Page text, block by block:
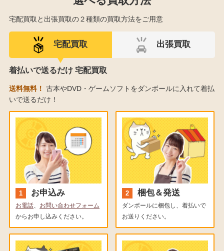
宅配買取と出張買取の２種類の買取方法をご用意
宅配買取 出張買取
着払いで送るだけ 宅配買取
送料無料！ 古本やDVD・ゲームソフトをダンボールに入れて着払
いで送るだけ！
お申込み
お電話、 お問い合わせフォーム
からお申し込みください。
梱包＆発送
ダンボールに梱包し、着払いで
お送りください。